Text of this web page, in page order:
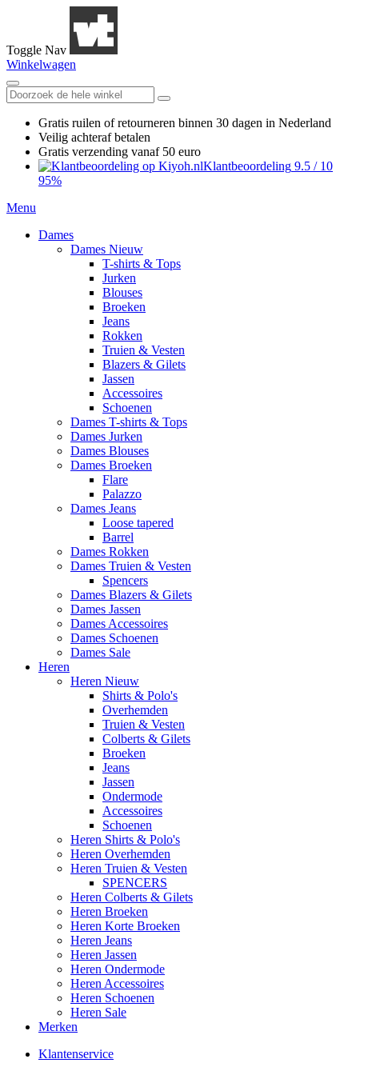
Toggle Nav
Winkelwagen
Gratis ruilen of retourneren binnen 30 dagen in Nederland
Veilig achteraf betalen
Gratis verzending vanaf 50 euro
Klantbeoordeling 9.5 / 10
95%
Menu
Dames
Dames Nieuw
T-shirts & Tops
Jurken
Blouses
Broeken
Jeans
Rokken
Truien & Vesten
Blazers & Gilets
Jassen
Accessoires
Schoenen
Dames T-shirts & Tops
Dames Jurken
Dames Blouses
Dames Broeken
Flare
Palazzo
Dames Jeans
Loose tapered
Barrel
Dames Rokken
Dames Truien & Vesten
Spencers
Dames Blazers & Gilets
Dames Jassen
Dames Accessoires
Dames Schoenen
Dames Sale
Heren
Heren Nieuw
Shirts & Polo's
Overhemden
Truien & Vesten
Colberts & Gilets
Broeken
Jeans
Jassen
Ondermode
Accessoires
Schoenen
Heren Shirts & Polo's
Heren Overhemden
Heren Truien & Vesten
SPENCERS
Heren Colberts & Gilets
Heren Broeken
Heren Korte Broeken
Heren Jeans
Heren Jassen
Heren Ondermode
Heren Accessoires
Heren Schoenen
Heren Sale
Merken
Klantenservice